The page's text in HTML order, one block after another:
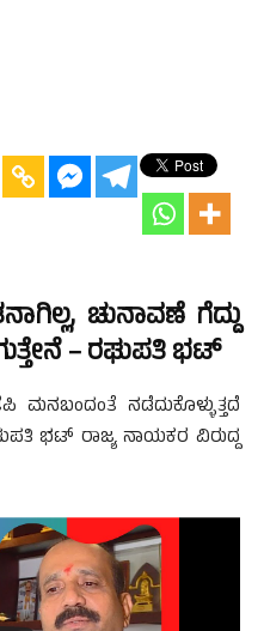
ಚುನಾವಣೆ ಗೆದ್ದು
– ರಘುಪತಿ ಭಟ್
ಮನಬಂದಂತೆ ನಡೆದುಕೊಳ್ಳುತ್ತದೆ
ಭಟ್ ರಾಜ್ಯ ನಾಯಕರ ವಿರುದ್ದ